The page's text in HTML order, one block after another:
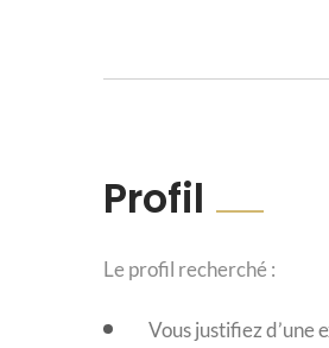
Profil
Le profil recherché :
Vous justifiez d’une